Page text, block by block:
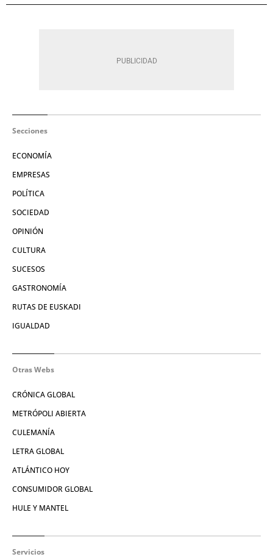
Secciones
ECONOMÍA
EMPRESAS
POLÍTICA
SOCIEDAD
OPINIÓN
CULTURA
SUCESOS
GASTRONOMÍA
RUTAS DE EUSKADI
IGUALDAD
Otras Webs
CRÓNICA GLOBAL
METRÓPOLI ABIERTA
CULEMANÍA
LETRA GLOBAL
ATLÁNTICO HOY
CONSUMIDOR GLOBAL
HULE Y MANTEL
Servicios